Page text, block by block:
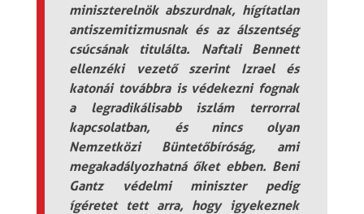
miniszterelnök abszurdnak, hígítatlan
antiszemitizmusnak és az álszentség
csúcsának titulálta. Naftali Bennett
ellenzéki vezető szerint Izrael és
katonái továbbra is védekezni fognak
a legradikálisabb iszlám terrorral
kapcsolatban, és nincs olyan
Nemzetközi Büntetőbíróság, ami
megakadályozhatná őket ebben. Beni
Gantz védelmi miniszter pedig
ígéretet tett arra, hogy igyekeznek